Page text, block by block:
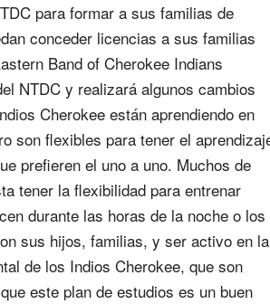
para formar a sus familias de
conceder licencias a sus familias
Band of Cherokee Indians
NTDC y realizará algunos cambios
Cherokee están aprendiendo en
son flexibles para tener el
prefieren el uno a uno. Muchos de
tener la flexibilidad para entrenar
durante las horas de la noche o los
sus hijos, familias, y ser activo en la
de los Indios Cherokee, que son
este plan de estudios es un buen